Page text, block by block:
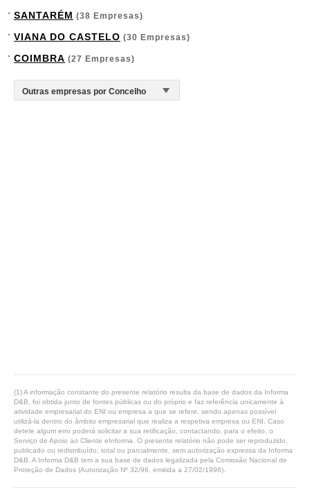
SANTARÉM (38 Empresas)
VIANA DO CASTELO (30 Empresas)
COIMBRA (27 Empresas)
(1) A informação constante do presente relatório resulta da base de dados da Informa
D&B, foi obtida junto de fontes públicas ou do próprio e faz referência unicamente à
atividade empresarial do ENI ou empresa a que se refere, sendo apenas possível
utilizá-la dentro do âmbito empresarial que realiza a respetiva empresa ou ENI. Caso
detete algum erro poderá solicitar a sua retificação, contactando, para o efeito, o
Serviço de Apoio ao Cliente eInforma. O presente relatório não pode ser reproduzido,
publicado ou redistribuído, total ou parcialmente, sem autorização expressa da Informa
D&B. A Informa D&B tem a sua base de dados legalizada pela Comissão Nacional de
Proteção de Dados (Autorização Nº 32/96, emitida a 27/02/1996).